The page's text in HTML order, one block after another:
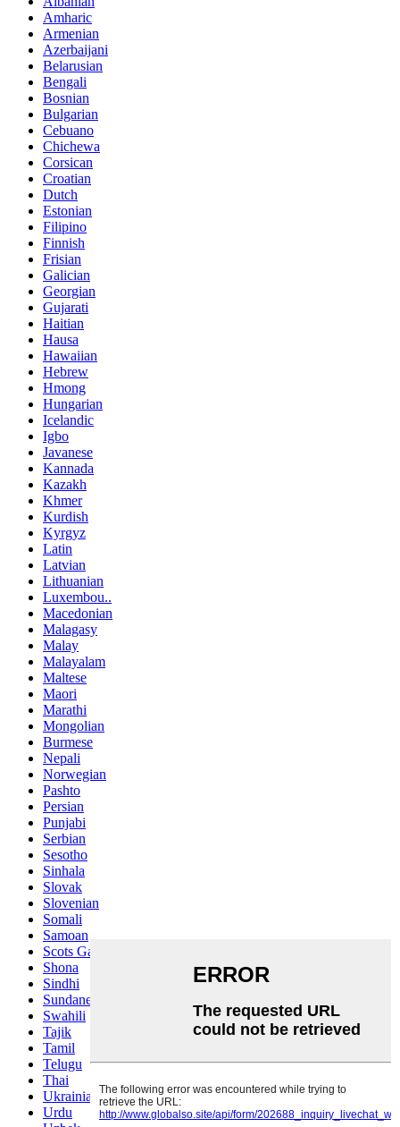
Amharic
Armenian
Azerbaijani
Belarusian
Bengali
Bosnian
Bulgarian
Cebuano
Chichewa
Corsican
Croatian
Dutch
Estonian
Filipino
Finnish
Frisian
Galician
Georgian
Gujarati
Haitian
Hausa
Hawaiian
Hebrew
Hmong
Hungarian
Icelandic
Igbo
Javanese
Kannada
Kazakh
Khmer
Kurdish
Kyrgyz
Latin
Latvian
Lithuanian
Luxembou..
Macedonian
Malagasy
Malay
Malayalam
Maltese
Maori
Marathi
Mongolian
Burmese
Nepali
Norwegian
Pashto
Persian
Punjabi
Serbian
Sesotho
Sinhala
Slovak
Slovenian
Somali
Samoan
Scots Gaelic
Shona
Sindhi
Sundanese
Swahili
Tajik
Tamil
Telugu
Thai
Ukrainian
Urdu